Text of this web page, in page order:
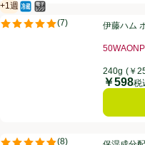
伊藤ハム ポークビッツ プラス
+1週
賞味・消費期限保証：１週間
冷蔵食品
電子レンジ使用可
(7)
評価は7件のレビューで5点中
伊藤ハム
240g (￥
価格
￥598税
保湿成分配合ボディソープ ピ
(8)